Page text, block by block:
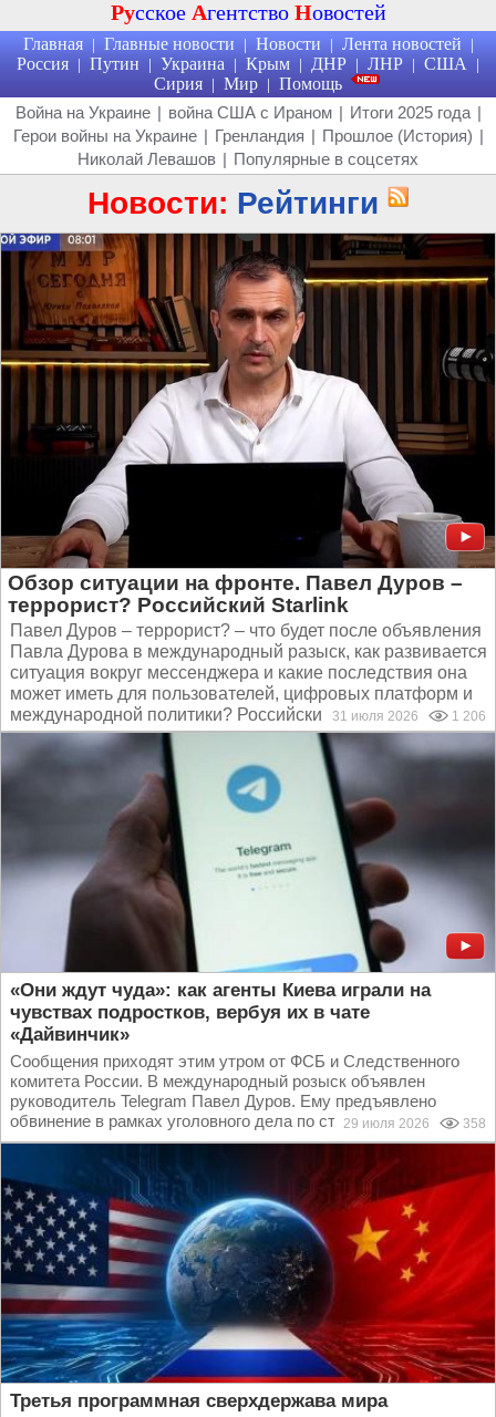
Русское Агентство Новостей
Главная | Главные новости | Новости | Лента новостей |
Россия | Путин | Украина | Крым | ДНР | ЛНР | США |
Сирия | Мир | Помощь
Война на Украине | война США с Ираном | Итоги 2025 года |
Герои войны на Украине | Гренландия | Прошлое (История) |
Николай Левашов | Популярные в соцсетях
Новости: Рейтинги
Обзор ситуации на фронте. Павел Дуров –
террорист? Российский Starlink
Павел Дуров – террорист? – что будет после объявления
Павла Дурова в международный разыск, как развивается
ситуация вокруг мессенджера и какие последствия она
может иметь для пользователей, цифровых платформ и
международной политики? Российский Starlink –...
31 июля 2026 1 206
«Они ждут чуда»: как агенты Киева играли на
чувствах подростков, вербуя их в чате
«Дайвинчик»
Сообщения приходят этим утром от ФСБ и Следственного
комитета России. В международный розыск объявлен
руководитель Telegram Павел Дуров. Ему предъявлено
обвинение в рамках уголовного дела по статье о...
29 июля 2026 358
Третья программная сверхдержава мира